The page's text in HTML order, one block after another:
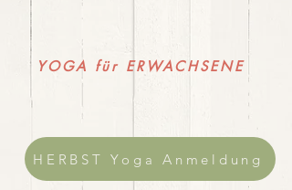
YOGA für ERWACHSENE
HERBST Yoga Anmeldung